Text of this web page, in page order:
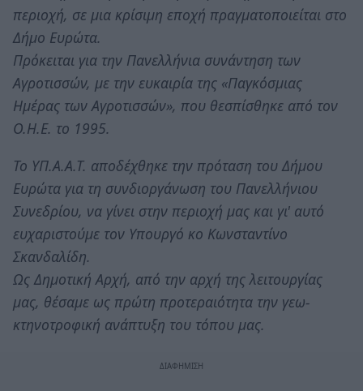
περιοχή, σε μια κρίσιμη εποχή πραγματοποιείται στο
Δήμο Ευρώτα.
Πρόκειται για την Πανελλήνια συνάντηση των
Αγροτισσών, με την ευκαιρία της «Παγκόσμιας
Ημέρας των Αγροτισσών», που θεσπίσθηκε από τον
Ο.Η.Ε. το 1995.
Το ΥΠ.Α.Α.Τ. αποδέχθηκε την πρόταση του Δήμου
Ευρώτα για τη συνδιοργάνωση του Πανελλήνιου
Συνεδρίου, να γίνει στην περιοχή μας και γι' αυτό
ευχαριστούμε τον Υπουργό κο Κωνσταντίνο
Σκανδαλίδη.
Ως Δημοτική Αρχή, από την αρχή της λειτουργίας
μας, θέσαμε ως πρώτη προτεραιότητα την γεω-
κτηνοτροφική ανάπτυξη του τόπου μας.